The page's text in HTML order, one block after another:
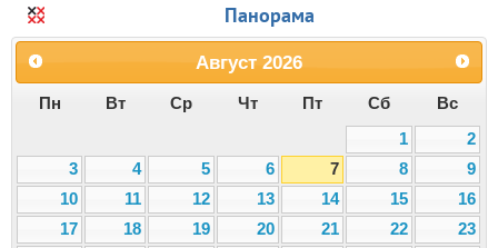
Панорама
Август 2026
Пн Вт Ср Чт Пт Сб
Вс
1
2
3
4 5 6 7 8
9
10
11 12 13 14 15
16
17
18 19 20 21 22
23